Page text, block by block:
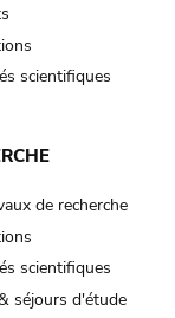
scientifiques
de recherche
scientifiques
séjours d'étude